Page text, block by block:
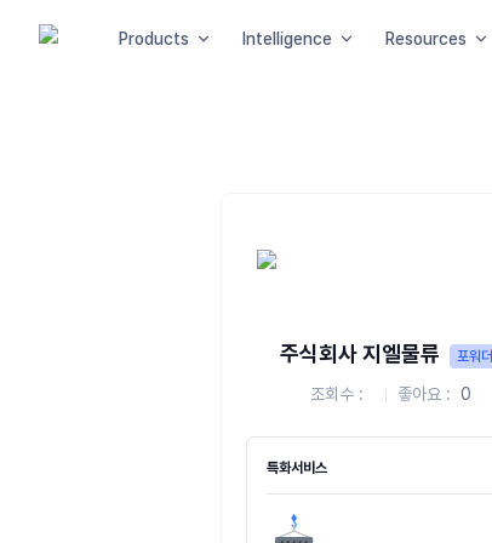
Products Intelligence Resources
주식회사 지엘물류 포워더
조회수 좋아요 0
특화서비스